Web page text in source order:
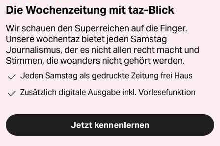
Die Wochenzeitung mit taz-Blick
Wir schauen den Superreichen auf die Finger.
Unsere wochentaz bietet jeden Samstag
Journalismus, der es nicht allen recht macht und
Stimmen, die woanders nicht gehört werden.
Jeden Samstag als gedruckte Zeitung frei Haus
Zusätzlich digitale Ausgabe inkl. Vorlesefunktion
Jetzt kennenlernen